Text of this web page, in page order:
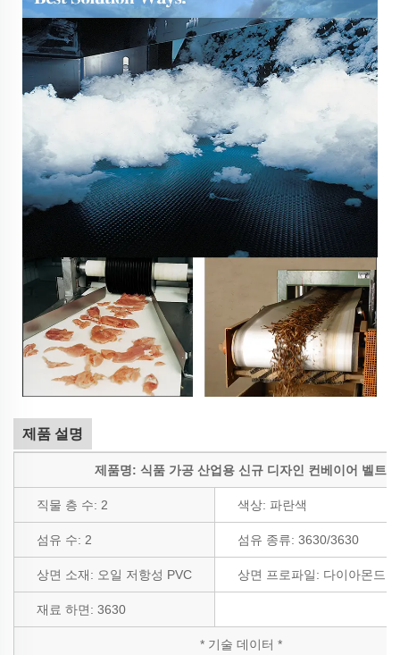
제품 설명
제품명: 식품 가공 산업용 신규 디자인 컨베이어 벨트
직물 층 수: 2 색상: 파란색
섬유 수: 2 섬유 종류: 3630/3630
상면 소재: 오일 저항성 PVC 상면 프로파일: 다이아몬드
재료 하면: 3630
* 기술 데이터 *